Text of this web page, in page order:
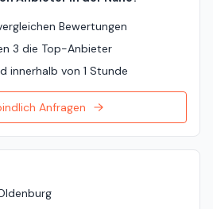
Bewertungen
3 die Top-Anbieter
innerhalb von 1 Stunde
Anfragen